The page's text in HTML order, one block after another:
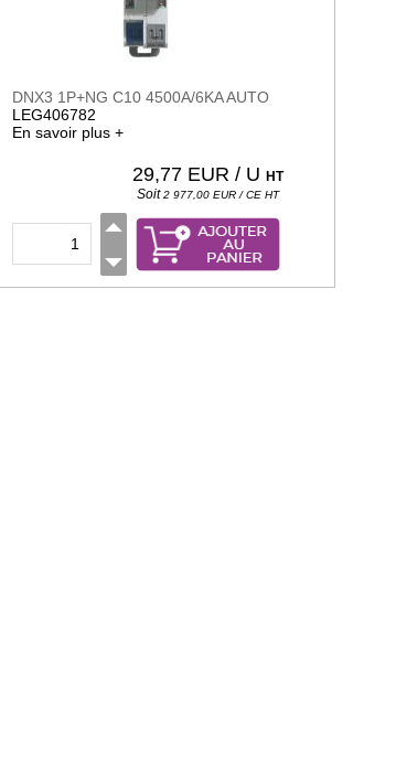
DNX3 1P+NG C10 4500A/6KA AUTO
LEG406782
En savoir plus +
29,77 EUR / U HT
Soit2 977,00 EUR / CE HT